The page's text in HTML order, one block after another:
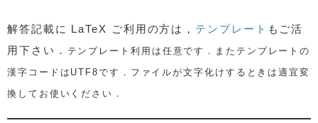
解答記載に LaTeX ご利用の方は， テンプレート もご活
用下さい． テンプレート利用は任意です．またテンプレートの
漢字コードはUTF8です．ファイルが文字化けするときは適宜変
換してお使いください．